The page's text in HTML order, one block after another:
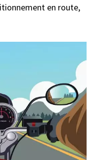
en route,